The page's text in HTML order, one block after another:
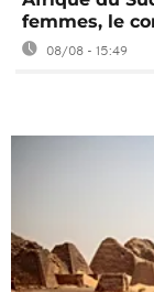
femmes, le
08/08 - 15:49